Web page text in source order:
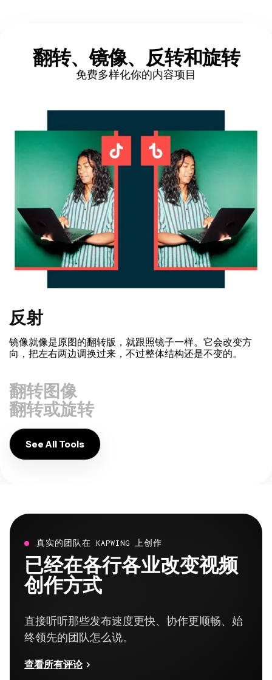
翻转、镜像、反转和旋转
免费多样化你的内容项目
反射
镜像就像是原图的翻转版，就跟照镜子一样。它会改变方
向，把左右两边调换过来，不过整体结构还是不变的。
翻转图像
翻转或旋转
See All Tools
真实的团队在 KAPWING 上创作
已经在各行各业改变视频
创作方式
直接听听那些发布速度更快、协作更顺畅、始
终领先的团队怎么说。
查看所有评论